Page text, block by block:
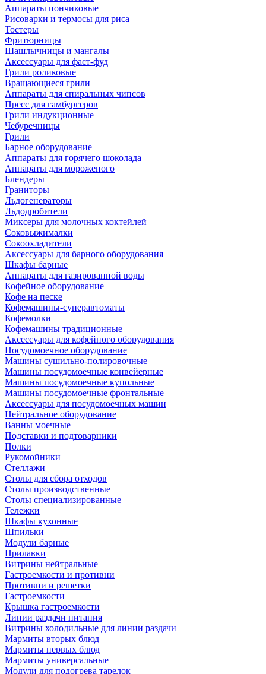
Аппараты пончиковые
Рисоварки и термосы для риса
Тостеры
Фритюрницы
Шашлычницы и мангалы
Аксессуары для фаст-фуд
Грили роликовые
Вращающиеся грили
Аппараты для спиральных чипсов
Пресс для гамбургеров
Грили индукционные
Чебуречницы
Грили
Барное оборудование
Аппараты для горячего шоколада
Аппараты для мороженого
Блендеры
Граниторы
Льдогенераторы
Льдодробители
Миксеры для молочных коктейлей
Соковыжималки
Сокоохладители
Аксессуары для барного оборудования
Шкафы барные
Аппараты для газированной воды
Кофейное оборудование
Кофе на песке
Кофемашины-суперавтоматы
Кофемолки
Кофемашины традиционные
Аксессуары для кофейного оборудования
Посудомоечное оборудование
Машины сушильно-полировочные
Машины посудомоечные конвейерные
Машины посудомоечные купольные
Машины посудомоечные фронтальные
Аксессуары для посудомоечных машин
Нейтральное оборудование
Ванны моечные
Подставки и подтоварники
Полки
Рукомойники
Стеллажи
Столы для сбора отходов
Столы производственные
Столы специализированные
Тележки
Шкафы кухонные
Шпильки
Модули барные
Прилавки
Витрины нейтральные
Гастроемкости и противни
Противни и решетки
Гастроемкости
Крышка гастроемкости
Линии раздачи питания
Витрины холодильные для линии раздачи
Мармиты вторых блюд
Мармиты первых блюд
Мармиты универсальные
Модули для подогрева тарелок